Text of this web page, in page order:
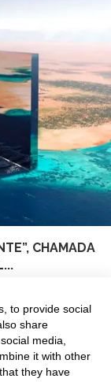
CHAMADA
to provide social
share
media,
it with other
they have